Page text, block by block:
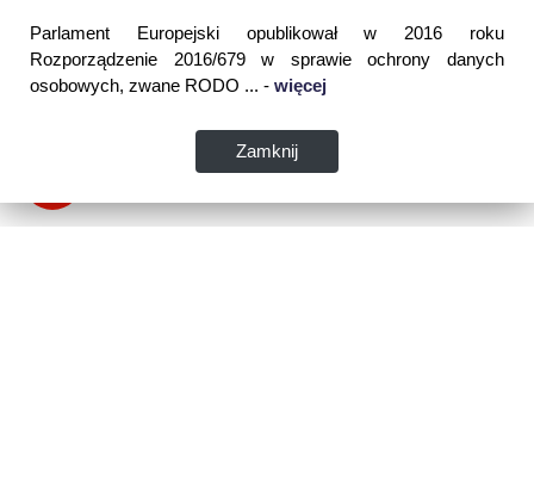
Parlament Europejski opublikował w 2016 roku
Rozporządzenie 2016/679 w sprawie ochrony danych
osobowych, zwane RODO ... - więcej
Zamknij